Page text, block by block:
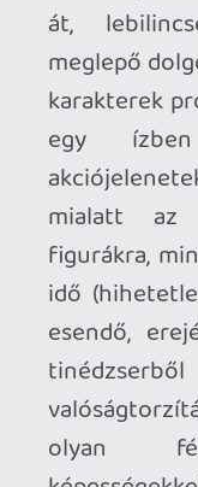
kell aggódni,
Szerelem és
rendesen be
elmaradt óvodás
valaki abban
már hatalmasabb
stúdió a
felesleges